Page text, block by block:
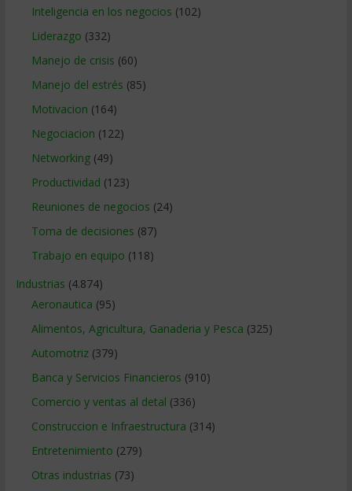
Inteligencia en los negocios (102)
Liderazgo (332)
Manejo de crisis (60)
Manejo del estrés (85)
Motivacion (164)
Negociacion (122)
Networking(49)
Productividad (123)
Reuniones de negocios (24)
Toma de decisiones (87)
Trabajo en equipo (118)
Industrias (4.874)
Aeronautica (95)
Alimentos, Agricultura, Ganaderia y Pesca (325)
Automotriz(379)
Banca y Servicios Financieros (910)
Comercio y ventas al detal (336)
Construccion e Infraestructura (314)
Entretenimiento (279)
Otras industrias (73)